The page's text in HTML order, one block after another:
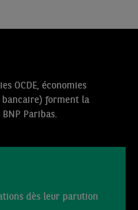
OCDE, économies
bancaire) forment la
Paribas.
dès leur parution